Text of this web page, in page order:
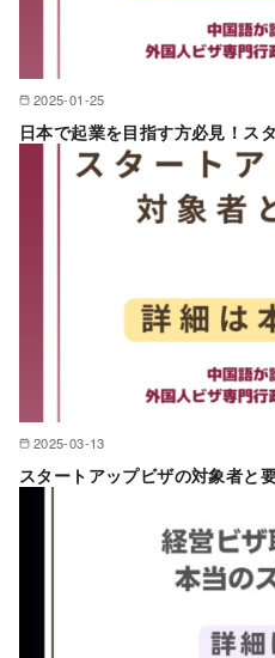
2025-01-25
日本で起業を目指す方必見！ス
2025-03-13
スタートアップビザの対象者と